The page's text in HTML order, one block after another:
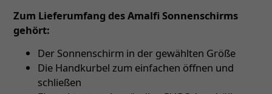
Zum Lieferumfang des Amalfi Sonnenschirms
gehört:
Der Sonnenschirm in der gewählten Größe
Die Handkurbel zum einfachen öffnen und
schließen